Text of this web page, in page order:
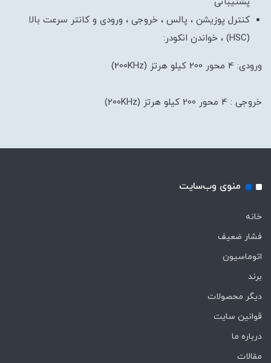
کنترل پوزیشن ، پالس ، خروجی ، ورودی و کانتر سرعت بالا
ورودی: 4 محور 200 کیلو هرتز (200KHz)
خروجی : 4 محور 200 کیلو هرتز (200KHz)
منوی وب‌سایت
خانه
فشار ضعیف
اتوماسیون
برند
دیگر محصولات
قوانین سایت
درباره ما
مقالات